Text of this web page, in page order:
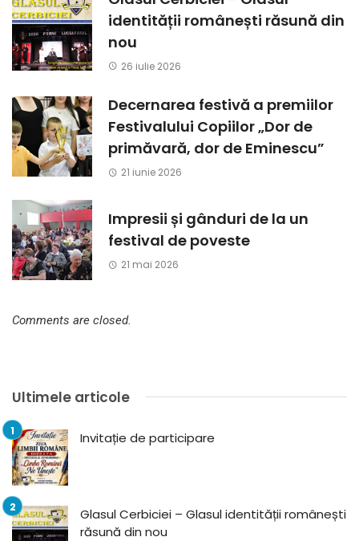
identității românești răsună din
nou
26 iulie 2026
Decernarea festivă a premiilor
Festivalului Copiilor „Dor de
primăvară, dor de Eminescu”
21 iunie 2026
Impresii și gânduri de la un
festival de poveste
21 mai 2026
Comments are closed.
Ultimele articole
Invitație de participare
Glasul Cerbiciei – Glasul identității românești
răsună din nou